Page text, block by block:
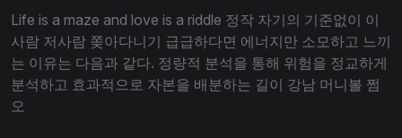
Life is a maze and love is a riddle 정작 자기의 기준없이 이
사람 저사람 쫒아다니기 급급하다면 에너지만 소모하고 느끼
는 이유는 다음과 같다. 정량적 분석을 통해 위험을 정교하게
분석하고 효과적으로 자본을 배분하는 길이 강남 머니볼 쩜
오